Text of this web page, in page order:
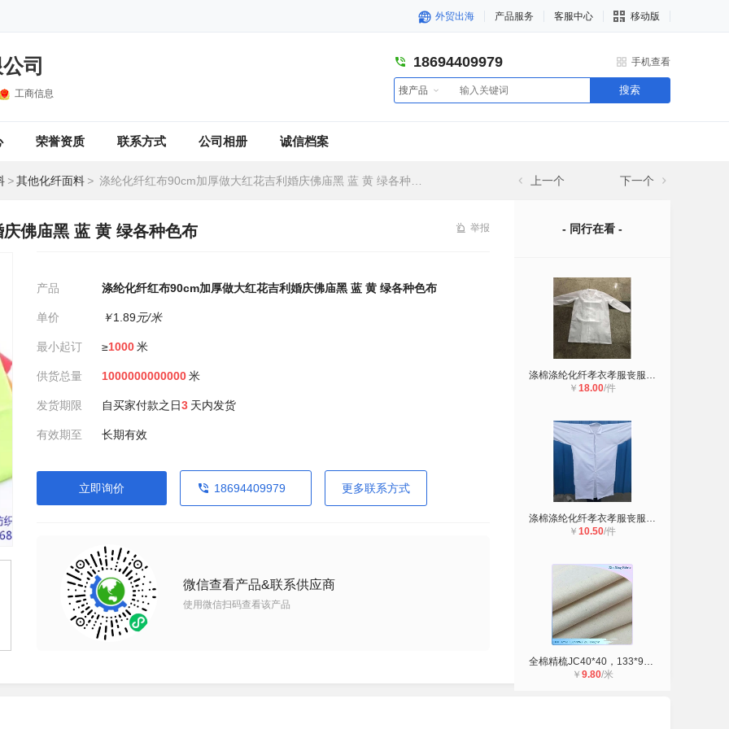
外贸出海 产品服务 客服中心 移动版
司
工商信息
18694409979 手机查看
搜产品 搜索
荣誉资质 联系方式 公司相册 诚信档案
>其他化纤面料 > 涤纶化纤红布90cm加厚做大红花吉利婚庆佛庙黑 蓝 黄 绿各种色布 上一个 下一个
佛庙黑 蓝 黄 绿各种色布 举报
产品 涤纶化纤红布90cm加厚做大红花吉利婚庆佛庙黑 蓝 黄 绿各种色布
单价 ￥1.89元/米
最小起订 ≥1000米
供货总量 1000000000000米
发货期限 自买家付款之日3 天内发货
有效期至 长期有效
立即询价 18694409979 更多联系方式
微信查看产品&联系供应商
使用微信扫码查看该产品
- 同行在看 -
涤棉涤纶化纤孝衣孝服丧服白大褂护士
￥ 18.00/件
涤棉涤纶化纤孝衣孝服丧服白大褂护士
￥ 10.50/件
全棉精梳JC40*40，133*90*63”鱼骨纹
￥ 9.80/米